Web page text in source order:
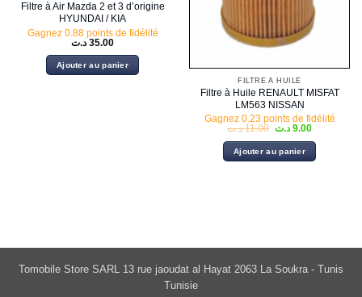
Filtre à Air Mazda 2 et 3 d’origine
HYUNDAI / KIA
Gagnez 0.88 points de fidélité
35.00 د.ت
Ajouter au panier
FILTRE À HUILE
Filtre à Huile RENAULT MISFAT
LM563 NISSAN
Gagnez 0.23 points de fidélité
11.00 د.ت
Le
initial
était :
9.00 د.ت
Le
actuel
est :
Ajouter au panier
Tomobile Store SARL 13 rue jaoudat al Hayat 2063 La Soukra - Tunis
Tunisie